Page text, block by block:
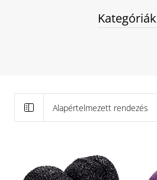
Kategóriák
Alapértelmezett rendezés